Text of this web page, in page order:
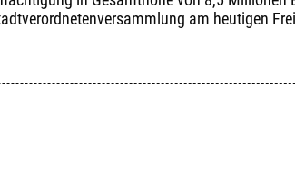
am heutigen